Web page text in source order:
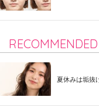
RECOMMENDED
夏休みは垢抜